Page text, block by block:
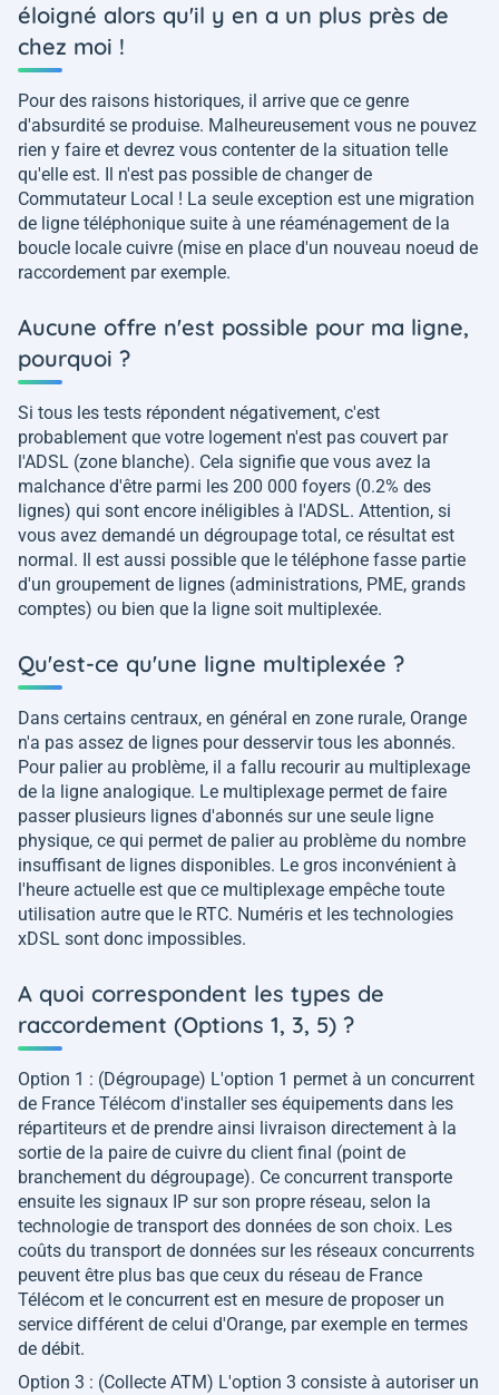
éloigné alors qu'il y en a un plus près de
chez moi !
Pour des raisons historiques, il arrive que ce genre
d'absurdité se produise. Malheureusement vous ne pouvez
rien y faire et devrez vous contenter de la situation telle
qu'elle est. Il n'est pas possible de changer de
Commutateur Local ! La seule exception est une migration
de ligne téléphonique suite à une réaménagement de la
boucle locale cuivre (mise en place d'un nouveau noeud de
raccordement par exemple.
Aucune offre n'est possible pour ma ligne,
pourquoi ?
Si tous les tests répondent négativement, c'est
probablement que votre logement n'est pas couvert par
l'ADSL (zone blanche). Cela signifie que vous avez la
malchance d'être parmi les 200 000 foyers (0.2% des
lignes) qui sont encore inéligibles à l'ADSL. Attention, si
vous avez demandé un dégroupage total, ce résultat est
normal. Il est aussi possible que le téléphone fasse partie
d'un groupement de lignes (administrations, PME, grands
comptes) ou bien que la ligne soit multiplexée.
Qu'est-ce qu'une ligne multiplexée ?
Dans certains centraux, en général en zone rurale, Orange
n'a pas assez de lignes pour desservir tous les abonnés.
Pour palier au problème, il a fallu recourir au multiplexage
de la ligne analogique. Le multiplexage permet de faire
passer plusieurs lignes d'abonnés sur une seule ligne
physique, ce qui permet de palier au problème du nombre
insuffisant de lignes disponibles. Le gros inconvénient à
l'heure actuelle est que ce multiplexage empêche toute
utilisation autre que le RTC. Numéris et les technologies
xDSL sont donc impossibles.
A quoi correspondent les types de
raccordement (Options 1, 3, 5) ?
Option 1 : (Dégroupage) L'option 1 permet à un concurrent
de France Télécom d'installer ses équipements dans les
répartiteurs et de prendre ainsi livraison directement à la
sortie de la paire de cuivre du client final (point de
branchement du dégroupage). Ce concurrent transporte
ensuite les signaux IP sur son propre réseau, selon la
technologie de transport des données de son choix. Les
coûts du transport de données sur les réseaux concurrents
peuvent être plus bas que ceux du réseau de France
Télécom et le concurrent est en mesure de proposer un
service différent de celui d'Orange, par exemple en termes
de débit.
Option 3 : (Collecte ATM) L'option 3 consiste à autoriser un